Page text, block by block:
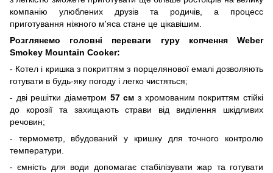
компанію улюблених друзів та родичів, а процесс
приготування ніжного м'яса стане це цікавішим.
Розглянемо головні переваги гуру копчення Weber
Smokey Mountain Cooker:
- Котел і кришка з покриттям з порцелянової емалі дозволяють
готувати в будь-яку погоду і легко чистяться;
- дві решітки діаметром 57 смз хромованим покриттям стійкі
до корозії та захищають страви від виділення шкідливих
речовин;
- термометр, вбудований у кришку для точного контролю
температури.
- ємність для води допомагає стабілізувати жар та готувати